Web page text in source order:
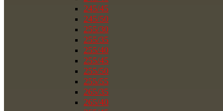
245/45
245/50
255/30
255/35
255/40
255/45
255/50
255/55
265/35
265/40